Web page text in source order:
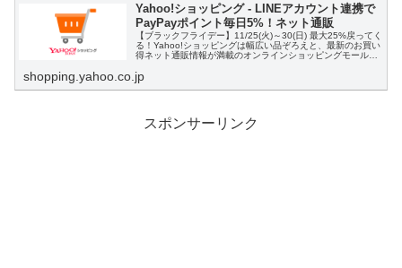
Yahoo!ショッピング - LINEアカウント連携で
PayPayポイント毎日5%！ネット通販
【ブラックフライデー】11/25(火)～30(日) 最大25%戻ってく
る！Yahoo!ショッピングは幅広い品ぞろえと、最新のお買い
得ネット通販情報が満載のオンラインショッピングモール。
shopping.yahoo.co.jp
スポンサーリンク